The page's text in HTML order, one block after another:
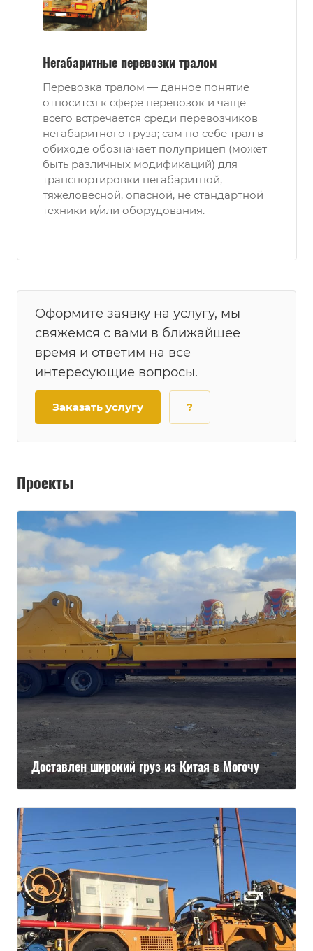
Негабаритные перевозки тралом
Перевозка тралом — данное понятие
относится к сфере перевозок и чаще
всего встречается среди перевозчиков
негабаритного груза; сам по себе трал в
обиходе обозначает полуприцеп (может
быть различных модификаций) для
транспортировки негабаритной,
тяжеловесной, опасной, не стандартной
техники и/или оборудования.
Оформите заявку на услугу, мы
свяжемся с вами в ближайшее
время и ответим на все
интересующие вопросы.
Заказать услугу ?
Проекты
Доставлен широкий груз из Китая в Могочу